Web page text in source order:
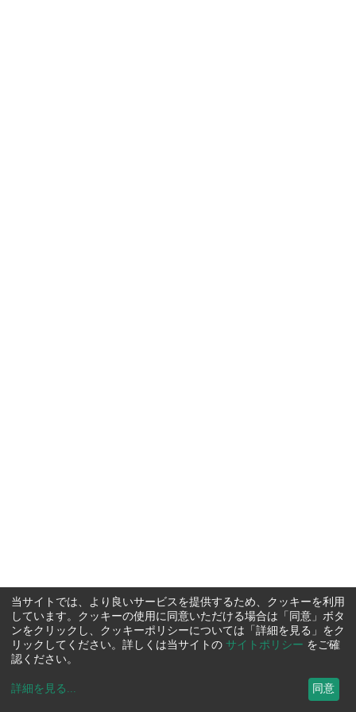
当サイトでは、より良いサービスを提供するため、クッキーを利用
しています。クッキーの使用に同意いただける場合は「同意」ボタ
ンをクリックし、クッキーポリシーについては「詳細を見る」をク
リックしてください。詳しくは当サイトの サイトポリシー をご確
認ください。
詳細を見る ... 同意